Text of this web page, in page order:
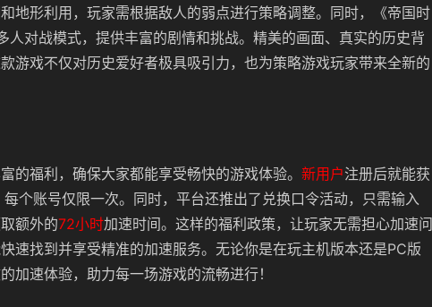
地形利用，玩家需根据敌人的弱点进行策略调整。同时，《帝国时
人对战模式，提供丰富的剧情和挑战。精美的画面、真实的历史背
游戏不仅对历史爱好者极具吸引力，也为策略游戏玩家带来全新的
的福利，确保大家都能享受畅快的游戏体验。 新用户注册后就能获
个账号仅限一次。同时，平台还推出了兑换口令活动，只需输入
额外的72小时加速时间。这样的福利政策，让玩家无需担心加速问
速找到并享受精准的加速服务。无论你是在玩主机版本还是PC版
加速体验，助力每一场游戏的流畅进行！